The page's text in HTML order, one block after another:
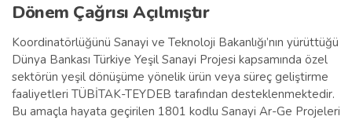
Dönem Çağrısı Açılmıştır
Koordinatörlüğünü Sanayi ve Teknoloji Bakanlığı’nın yürüttüğü
Dünya Bankası Türkiye Yeşil Sanayi Projesi kapsamında özel
sektörün yeşil dönüşüme yönelik ürün veya süreç geliştirme
faaliyetleri TÜBİTAK-TEYDEB tarafından desteklenmektedir.
Bu amaçla hayata geçirilen 1801 kodlu Sanayi Ar-Ge Projeleri